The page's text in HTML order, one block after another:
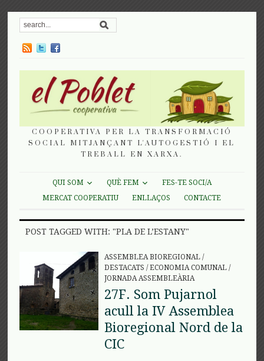
COOPERATIVA PER LA TRANSFORMACIÓ
SOCIAL MITJANÇANT L'AUTOGESTIÓ I EL
TREBALL EN XARXA.
QUI SOM QUÈ FEM
FES-TE SOCI/A
MERCAT COOPERATIU
ENLLAÇOS CONTACTE
POST TAGGED WITH: "PLA DE L’ESTANY"
ASSEMBLEA BIOREGIONAL/
DESTACATS /ECONOMIA COMUNAL/
JORNADA ASSEMBLEÀRIA
27F. Som Pujarnol
acull la IV Assemblea
Bioregional Nord de la
CIC